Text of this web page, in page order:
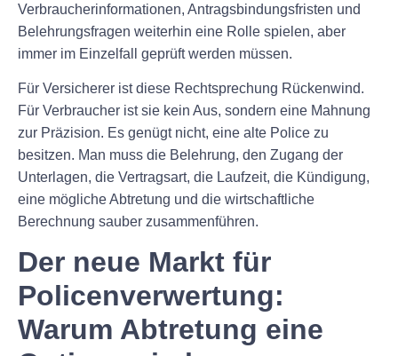
Verbraucherinformationen, Antragsbindungsfristen und
Belehrungsfragen weiterhin eine Rolle spielen, aber
immer im Einzelfall geprüft werden müssen.
Für Versicherer ist diese Rechtsprechung Rückenwind.
Für Verbraucher ist sie kein Aus, sondern eine Mahnung
zur Präzision. Es genügt nicht, eine alte Police zu
besitzen. Man muss die Belehrung, den Zugang der
Unterlagen, die Vertragsart, die Laufzeit, die Kündigung,
eine mögliche Abtretung und die wirtschaftliche
Berechnung sauber zusammenführen.
Der neue Markt für
Policenverwertung:
Warum Abtretung eine